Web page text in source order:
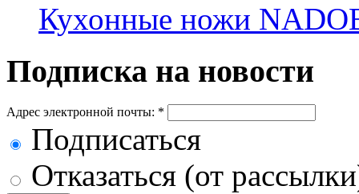
Кухонные ножи
Подписка на новости
Адрес электронной почты: *
Подписаться
Отказаться (от